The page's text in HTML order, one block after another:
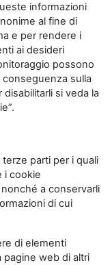
informazioni
al fine di
e per rendere i
ai desideri
possono
sulla
si veda la
parti per i quali
i cookie
a conservarli
di cui
di elementi
pagine web di altri